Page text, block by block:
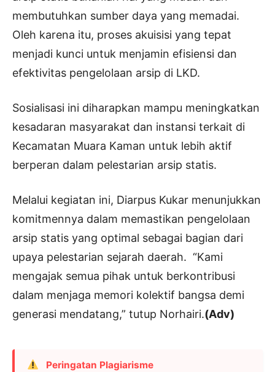
membutuhkan sumber daya yang memadai.
Oleh karena itu, proses akuisisi yang tepat
menjadi kunci untuk menjamin efisiensi dan
efektivitas pengelolaan arsip di LKD.
Sosialisasi ini diharapkan mampu meningkatkan
kesadaran masyarakat dan instansi terkait di
Kecamatan Muara Kaman untuk lebih aktif
berperan dalam pelestarian arsip statis.
Melalui kegiatan ini, Diarpus Kukar menunjukkan
komitmennya dalam memastikan pengelolaan
arsip statis yang optimal sebagai bagian dari
upaya pelestarian sejarah daerah. “Kami
mengajak semua pihak untuk berkontribusi
dalam menjaga memori kolektif bangsa demi
generasi mendatang,” tutup Norhairi.(Adv)
Peringatan Plagiarisme